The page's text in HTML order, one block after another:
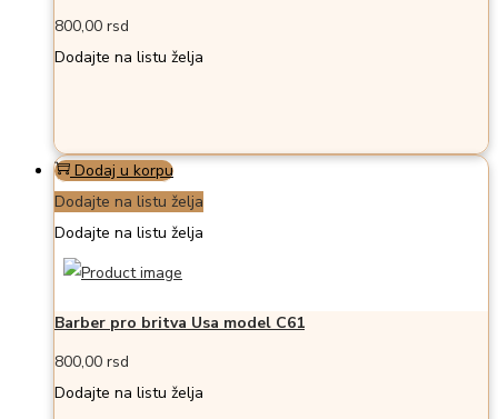
800,00 rsd
Dodajte na listu želja
Dodaj u korpu
Dodajte na listu želja
Dodajte na listu želja
Barber pro britva Usa model C61
800,00 rsd
Dodajte na listu želja